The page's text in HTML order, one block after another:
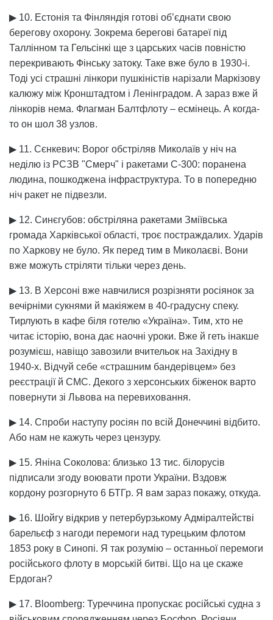
▶ 10. Естонія та Фінляндія готові об’єднати свою
берегову охорону. Зокрема берегові батареї під
Таллінном та Гельсінкі ще з царських часів повністю
перекривають Фінську затоку. Таке вже було в 1930-і.
Тоді усі страшні лінкори пушкіністів нарізали Маркізову
калюжу між Кронштадтом і Ленінградом. А зараз вже й
лінкорів нема. Флагман Балтфлоту – есмінець. А когда-
то он шол 38 узлов.
▶ 11. Сєнкевич: Ворог обстріляв Миколаїв у ніч на
неділю із РСЗВ "Смерч" і ракетами С-300: поранена
людина, пошкоджена інфраструктура. То в попередню
ніч ракет не підвезли.
▶ 12. Синєгубов: обстріляна ракетами Зміївська
громада Харківської області, троє постраждалих. Ударів
по Харкову не було. Як перед тим в Миколаєві. Вони
вже можуть стріляти тільки через день.
▶ 13. В Херсоні вже навчилися розрізняти росіянок за
вечірніми сукнями й макіяжем в 40-градусну спеку.
Тирлують в кафе біля готелю «Україна». Тим, хто не
читає історію, вона дає наочні уроки. Вже й геть інакше
розумієш, навіщо завозили вчительок на Західну в
1940-х. Відчуй себе «страшним бандерівцем» без
реєстрації й СМС. Декого з херсонських біженок варто
повернути зі Львова на перевиховання.
▶ 14. Спроби наступу росіян по всій Донеччині відбито.
Або нам не кажуть через цензуру.
▶ 15. Яніна Соколова: близько 13 тис. білорусів
підписали згоду воювати проти України. Вздовж
кордону розгорнуто 6 БТГр. Я вам зараз покажу, откуда.
▶ 16. Шойгу відкрив у петербурзькому Адміралтействі
барельєф з нагоди перемоги над турецьким флотом
1853 року в Синопі. Я так розумію – останньої перемоги
російського флоту в морській битві. Що на це скаже
Ердоган?
▶ 17. Bloomberg: Туреччина пропускає російські судна з